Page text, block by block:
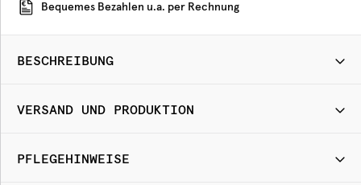
Bequemes Bezahlen u.a. per Rechnung
BESCHREIBUNG
VERSAND UND PRODUKTION
PFLEGEHINWEISE